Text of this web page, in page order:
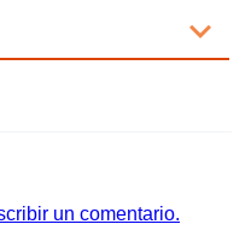
un comentario.